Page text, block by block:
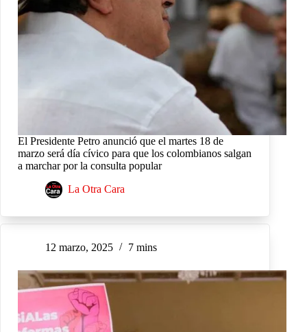
El Presidente Petro anunció que el martes 18 de
marzo será día cívico para que los colombianos salgan
a marchar por la consulta popular
La Otra Cara
12 marzo, 2025 7 mins